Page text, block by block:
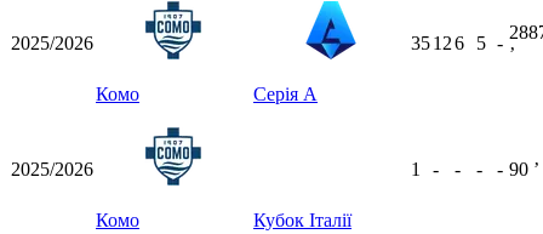
2025/2026
Комо Серія А
35126 5 -
ʼ
2025/2026
Комо Кубок Італії
1 - - - - 90 ʼ